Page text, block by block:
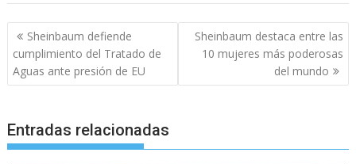
Navegación
de
entradas
Sheinbaum defiende
cumplimiento del Tratado de
Aguas ante presión de EU
Sheinbaum destaca entre las
10 mujeres más poderosas
del mundo
Entradas relacionadas